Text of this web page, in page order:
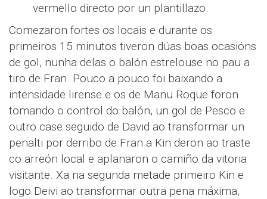
vermello directo por un plantillazo.
Comezaron fortes os locais e durante os
primeiros 15 minutos tiveron dúas boas ocasións
de gol, nunha delas o balón estrelouse no pau a
tiro de Fran. Pouco a pouco foi baixando a
intensidade lirense e os de Manu Roque foron
tomando o control do balón, un gol de Pesco e
outro case seguido de David ao transformar un
penalti por derribo de Fran a Kin deron ao traste
co arreón local e aplanaron o camiño da vitoria
visitante. Xa na segunda metade primeiro Kin e
logo Deivi ao transformar outra pena máxima,